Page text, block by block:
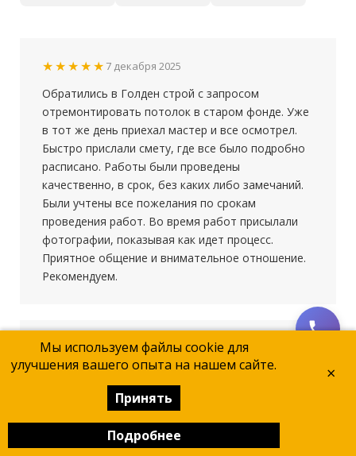
★★★★★ 7 декабря 2025
Обратились в Голден строй с запросом
отремонтировать потолок в старом фонде. Уже
в тот же день приехал мастер и все осмотрел.
Быстро прислали смету, где все было подробно
расписано. Работы были проведены
качественно, в срок, без каких либо замечаний.
Были учтены все пожелания по срокам
проведения работ. Во время работ присылали
фотографии, показывая как идет процесс.
Приятное общение и внимательное отношение.
Рекомендуем.
★★★★★15 ноября 2025
после покупки. Цена и сроки в договоре не
менялись, что сразу расположило. Команда
работала быстро и чисто, не пришлось за ними
переделывать. Получили именно ту современную
Мы используем файлы cookie для
улучшения вашего опыта на нашем сайте.
Принять
Подробнее
×